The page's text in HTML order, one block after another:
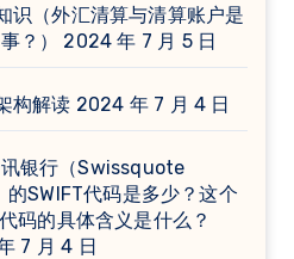
识（外汇清算与清算账户是
？）
2024 年 7 月 5 日
构解读 2024 年 7 月 4 日
银行（Swissquote
的SWIFT代码是多少？这个
码的具体含义是什么？
7 月 4 日